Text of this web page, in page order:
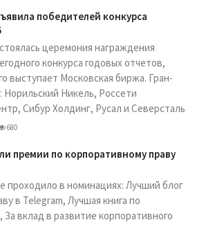
победителей конкурса
церемония награждения
конкурса годовых отчетов,
выступает Московская биржа. Гран-
Норильский Никель, Россети
Сибур Холдинг, Русал и Северсталь
680
премии по корпоративному праву
проходило в номинациях: Лучший блог
в Telegram, Лучшая книга по
вклад в развитие корпоративного